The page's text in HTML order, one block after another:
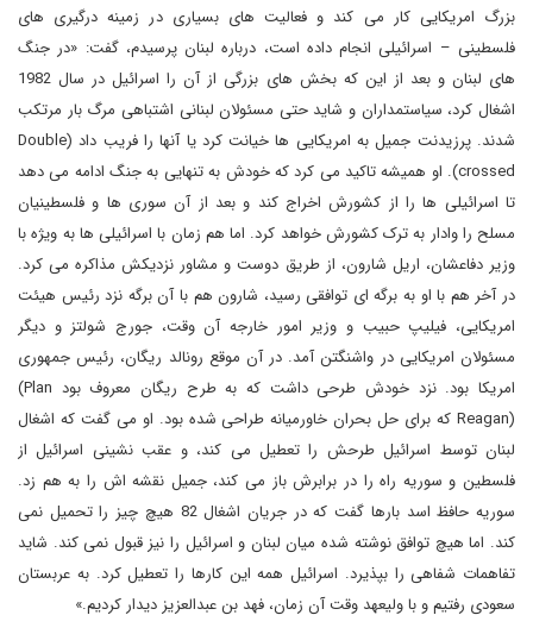
بزرگ امریکایی کار می کند و فعالیت های بسیاری در زمینه درگیری های
فلسطینی– اسرائیلی انجام داده است، درباره لبنان پرسیدم، گفت: «در جنگ
های لبنان و بعد از این که بخش های بزرگی از آن را اسرائیل در سال 1982
اشغال کرد، سیاستمداران و شاید حتی مسئولان لبنانی اشتباهی مرگ بار مرتکب
شدند. پرزیدنت جمیل به امریکایی ها خیانت کرد یا آنها را فریب داد (Double
crossed). او همیشه تاکید می کرد که خودش به تنهایی به جنگ ادامه می دهد
تا اسرائیلی ها را از کشورش اخراج کند و بعد از آن سوری ها و فلسطینیان
مسلح را وادار به ترک کشورش خواهد کرد. اما هم زمان با اسرائیلی ها به ویژه با
وزیر دفاعشان، اریل شارون، از طریق دوست و مشاور نزدیکش مذاکره می کرد.
در آخر هم با او به برگه ای توافقی رسید، شارون هم با آن برگه نزد رئیس هیئت
امریکایی، فیلیپ حبیب و وزیر امور خارجه آن وقت، جورج شولتز و دیگر
مسئولان امریکایی در واشنگتن آمد. در آن موقع رونالد ریگان، رئیس جمهوری
امریکا بود. نزد خودش طرحی داشت که به طرح ریگان معروف بود (Plan
Reagan) که برای حل بحران خاورمیانه طراحی شده بود. او می گفت که اشغال
لبنان توسط اسرائیل طرحش را تعطیل می کند، و عقب نشینی اسرائیل از
فلسطین و سوریه راه را در برابرش باز می کند، جمیل نقشه اش را به هم زد.
سوریه حافظ اسد بارها گفت که در جریان اشغال 82 هیچ چیز را تحمیل نمی
کند. اما هیچ توافق نوشته شده میان لبنان و اسرائیل را نیز قبول نمی کند. شاید
تفاهمات شفاهی را بپذیرد. اسرائیل همه این کارها را تعطیل کرد. به عربستان
سعودی رفتیم و با ولیعهد وقت آن زمان، فهد بن عبدالعزیز دیدار کردیم.»